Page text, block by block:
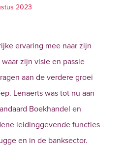
2023
ervaring mee naar zijn
zijn visie en passie
aan de verdere groei
Lenaerts was tot nu aan
Boekhandel en
leidinggevende functies
en in de banksector.